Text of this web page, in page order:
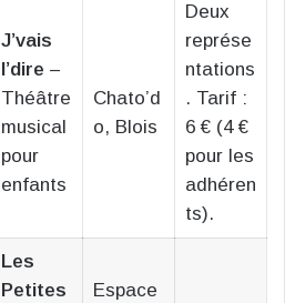
J’vais
l’dire –
Théâtre
musical
pour
enfants
Chato’d
o, Blois
Deux
représe
ntations
. Tarif :
6 € (4 €
pour les
adhéren
ts).
Les
Petites
Espace